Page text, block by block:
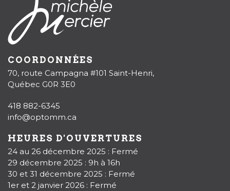
COORDONNÉES
70, route Campagna #101 Saint-Henri,
Québec G0R 3E0
418 882-6345
info@optomm.ca
HEURES D'OUVERTURES
24 au 26 décembre 2025 : Fermé
29 décembre 2025 : 9h à 16h
30 et 31 décembre 2025 : Fermé
1er et 2 janvier 2026 : Fermé